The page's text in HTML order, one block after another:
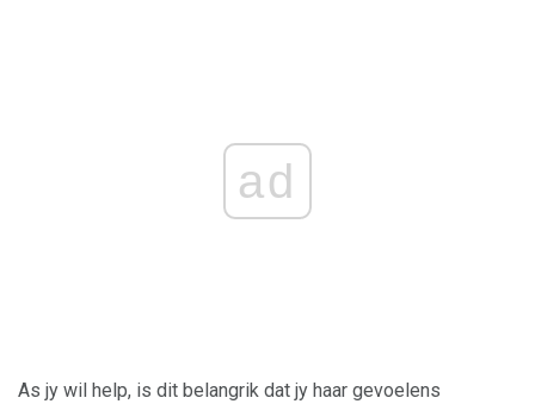
ad
As jy wil help, is dit belangrik dat jy haar gevoelens